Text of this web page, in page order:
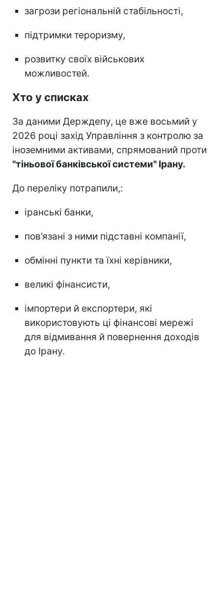
загрози регіональній стабільності,
підтримки тероризму,
розвитку своїх військових
можливостей.
Хто у списках
За даними Держдепу, це вже восьмий у
2026 році захід Управління з контролю за
іноземними активами, спрямований проти
"тіньової банківської системи" Ірану.
До переліку потрапили,:
іранські банки,
пов’язані з ними підставні компанії,
обмінні пункти та їхні керівники,
великі фінансисти,
імпортери й експортери, які
використовують ці фінансові мережі
для відмивання й повернення доходів
до Ірану.